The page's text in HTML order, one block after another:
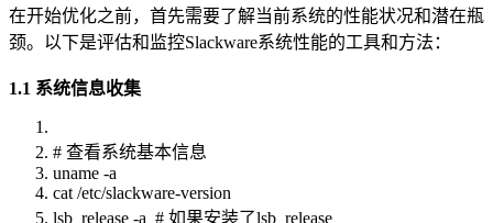
在开始优化之前，首先需要了解当前系统的性能状况和潜在瓶
颈。以下是评估和监控Slackware系统性能的工具和方法：
1.1 系统信息收集
# 查看系统基本信息
uname -a
cat /etc/slackware-version
lsb_release -a # 如果安装了lsb_release